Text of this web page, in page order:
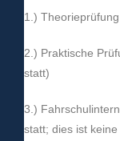
1.) Theorieprüfung
2.) Praktische
statt)
3.)
statt; dies ist